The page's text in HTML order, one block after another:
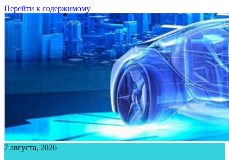
Перейти к содержимому
7 августа, 2026